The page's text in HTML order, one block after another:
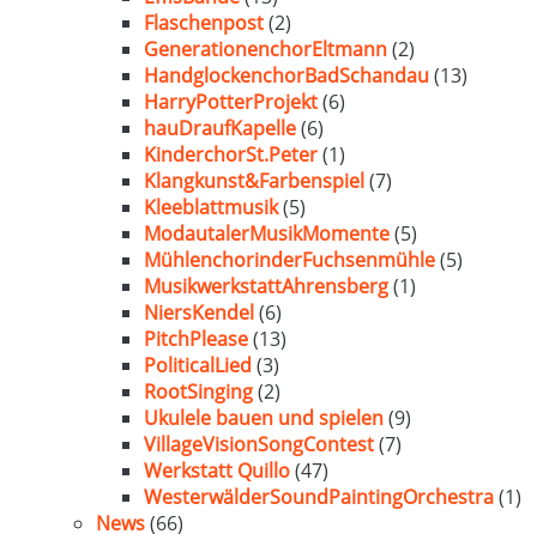
Flaschenpost(2)
GenerationenchorEltmann(2)
HandglockenchorBadSchandau(13)
HarryPotterProjekt(6)
hauDraufKapelle(6)
KinderchorSt.Peter(1)
Klangkunst&Farbenspiel(7)
Kleeblattmusik(5)
ModautalerMusikMomente(5)
MühlenchorinderFuchsenmühle(5)
MusikwerkstattAhrensberg(1)
NiersKendel(6)
PitchPlease(13)
PoliticalLied (3)
RootSinging(2)
Ukulele bauen und spielen(9)
VillageVisionSongContest(7)
Werkstatt Quillo(47)
WesterwälderSoundPaintingOrchestra(1)
News(66)